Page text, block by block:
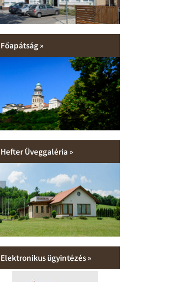
Főapátság »
Hefter Üveggaléria »
Elektronikus ügyintézés »